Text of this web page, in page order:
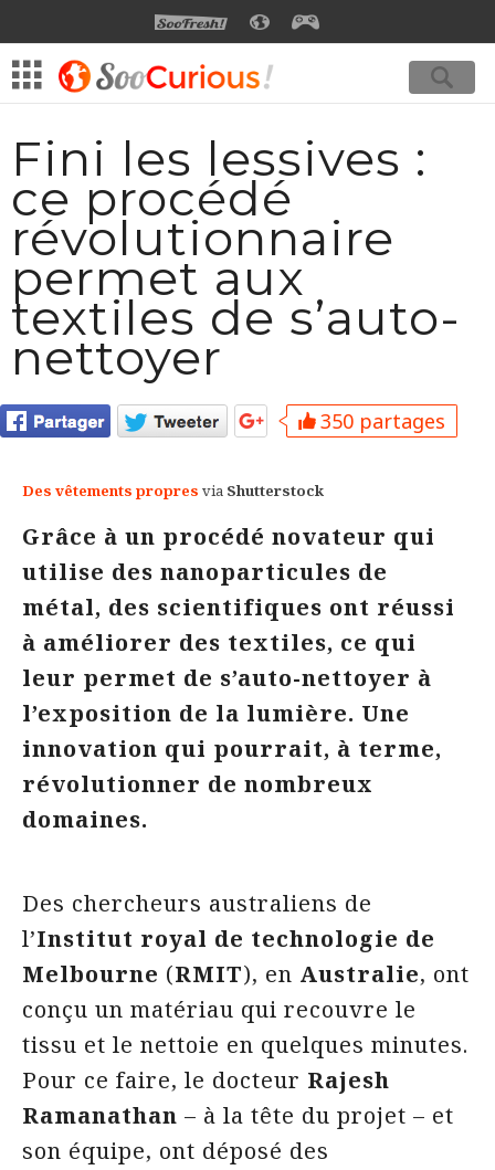
SOOFRESHSOOCURIOUS
Fini les lessives :
ce procédé
révolutionnaire
permet aux
textiles de s’auto-
nettoyer
350 partages
Des vêtements propres via Shutterstock
Grâce à un procédé novateur qui
utilise des nanoparticules de
métal, des scientifiques ont réussi
à améliorer des textiles, ce qui
leur permet de s’auto-nettoyer à
l’exposition de la lumière. Une
innovation qui pourrait, à terme,
révolutionner de nombreux
domaines.
Des chercheurs australiens de
l’Institut royal de technologie de
Melbourne (RMIT), en Australie, ont
conçu un matériau qui recouvre le
tissu et le nettoie en quelques minutes.
Pour ce faire, le docteur Rajesh
Ramanathan – à la tête du projet – et
son équipe, ont déposé des